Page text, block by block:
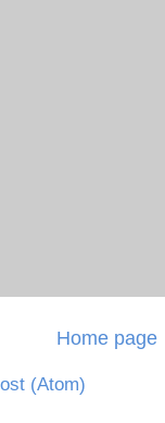
Home page
(Atom)